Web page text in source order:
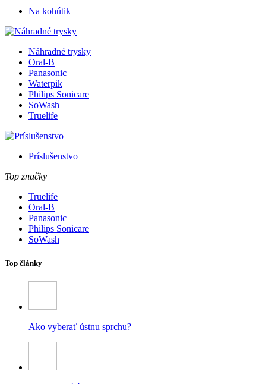
Na kohútik
Náhradné trysky
Oral-B
Panasonic
Waterpik
Philips Sonicare
SoWash
Truelife
Príslušenstvo
Top značky
Truelife
Oral-B
Panasonic
Philips Sonicare
SoWash
Top články
Ako vyberať ústnu sprchu?